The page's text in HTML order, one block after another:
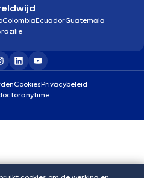
ColombiaEcuadorGuatemala
CookiesPrivacybeleid